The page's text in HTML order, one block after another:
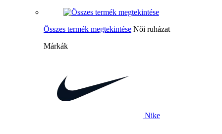
Összes termék megtekintése Női ruházat
Márkák
Nike